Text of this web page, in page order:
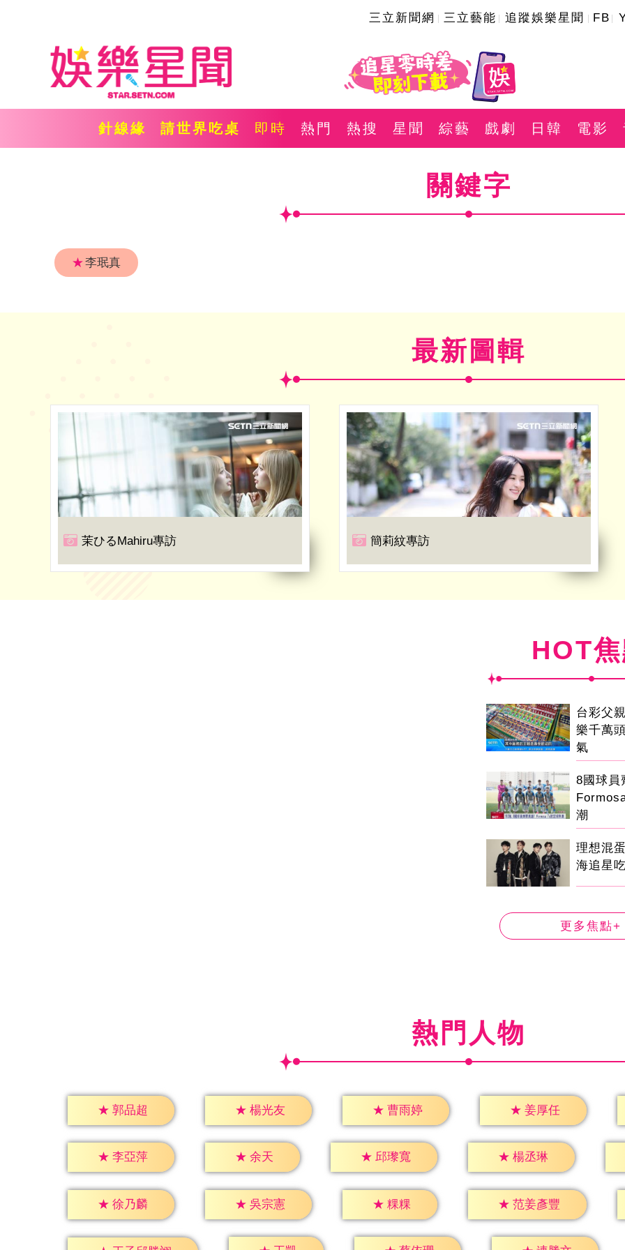
三立新聞網 三立藝能 追蹤娛樂星聞 FB
針線緣 請世界吃桌 即時 熱門 熱搜 星聞 綜藝 戲劇 日韓 電影
關鍵字
★李珉真
最新圖輯
茉ひるMahiru專訪 簡莉紋專訪
HOT
台彩父
樂千萬
氣
8國球
潮
理想混
海追星
更多焦點+
熱門人物
★ 郭品超 ★ 楊光友 ★ 曹雨婷 ★ 姜厚任
★ 李亞萍 ★ 余天 ★ 邱瓈寬 ★ 楊丞琳
★ 徐乃麟 ★ 吳宗憲 ★ 粿粿 ★ 范姜彥豐